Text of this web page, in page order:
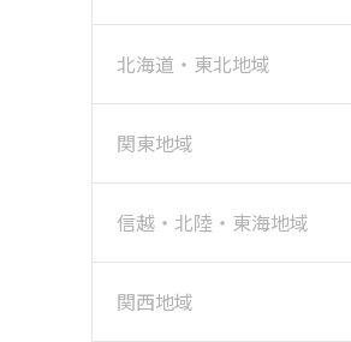
北海道・東北地域
関東地域
信越・北陸・東海地域
関西地域